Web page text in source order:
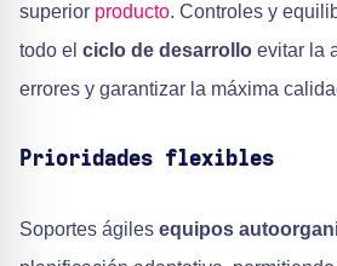
superior producto. Controles y
todo el ciclo de desarrollo evitar la
errores y garantizar la máxima
Prioridades flexibles
Soportes ágiles equipos